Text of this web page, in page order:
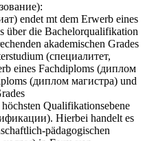
endet mt dem Erwerb eines
über die Bachelorqualifikation
akademischen Grades
(специалитет,
eines Fachdiploms (диплом
(диплом магистра) und
Qualifikationsebene
Hierbei handelt es
pädagogischen